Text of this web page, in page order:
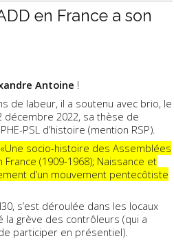
en France a son
Antoine !
de labeur, il a soutenu avec brio, le
décembre 2022, sa thèse de
PSL d’histoire (mention RSP).
«Une socio-histoire des Assemblées
France (1909-1968); Naissance et
d’un mouvement pentecôtiste
s’est déroulée dans les locaux
la grève des contrôleurs (qui a
participer en présentiel).